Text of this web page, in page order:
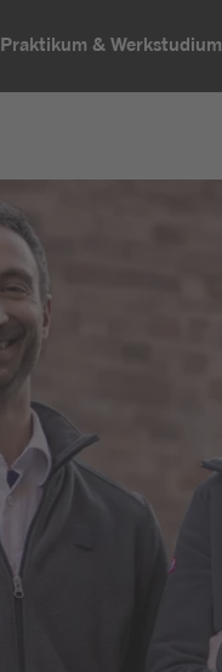
Praktikum & Werkstudium